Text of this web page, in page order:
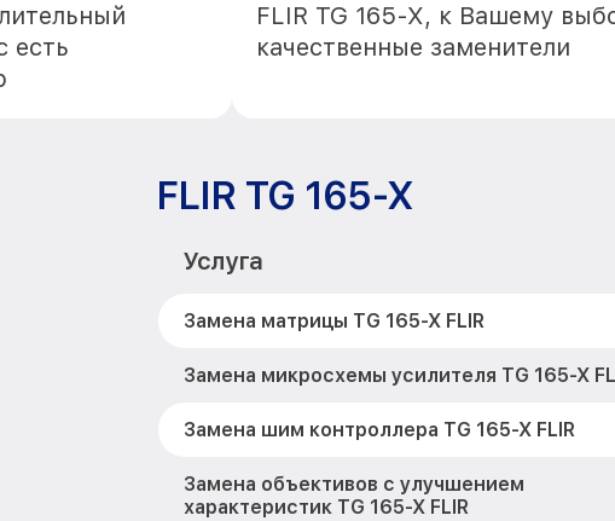
есть
FLIR TG 165-X, к Вашему
качественные заменители
FLIR TG 165-X
Услуга
Замена матрицы TG 165-X FLIR
Замена микросхемы усилителя TG 165-X
Замена шим контроллера TG 165-X FLIR
Замена объективов с улучшением
характеристик TG 165-X FLIR